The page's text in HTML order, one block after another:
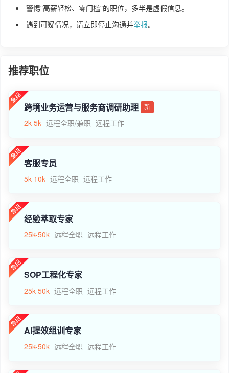
警惕"高薪轻松、零门槛"的职位，多半是虚假信息。
遇到可疑情况，请立即停止沟通并举报。
推荐职位
跨境业务运营与服务商调研助理 新
2k-5k 远程全职/兼职 远程工作
客服专员
5k-10k 远程全职 远程工作
经验萃取专家
25k-50k 远程全职 远程工作
SOP工程化专家
25k-50k 远程全职 远程工作
AI提效组训专家
25k-50k 远程全职 远程工作